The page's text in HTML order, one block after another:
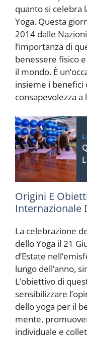
quanto si celebra
Yoga. Questa
2014 dalle
l’importanza di
benessere fisico
il mondo. È
insieme i benefici
consapevolezza a
Origini E
Internazionale
La celebrazione
dello Yoga il 21
d’Estate
lungo dell’anno,
L’obiettivo di
sensibilizzare
dello yoga per il
mente,
individuale e